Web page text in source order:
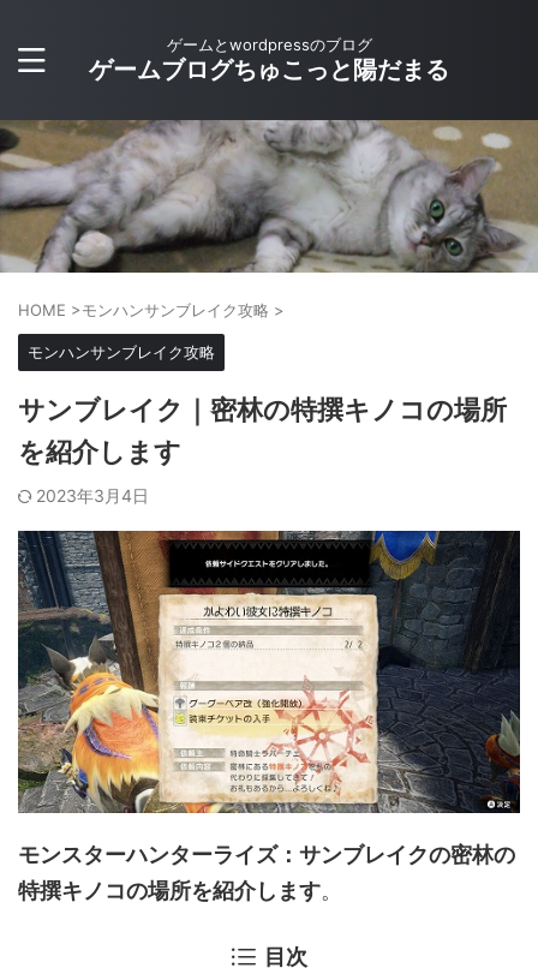
ゲームとwordpressのブログ
ゲームブログちゅこっと陽だまる
HOME >モンハンサンブレイク攻略 >
モンハンサンブレイク攻略
サンブレイク｜密林の特撰キノコの場所
を紹介します
2023年3月4日
モンスターハンターライズ：サンブレイクの密林の
特撰キノコの場所を紹介します。
目次